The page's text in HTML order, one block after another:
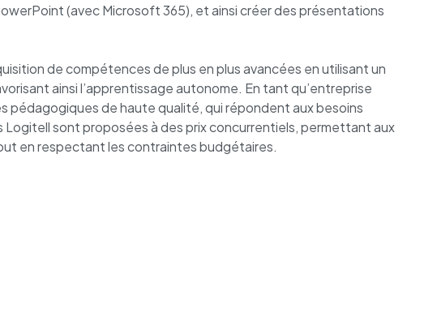
(avec Microsoft 365), et ainsi créer des présentations
de compétences de plus en plus avancées en utilisant un
ainsi l’apprentissage autonome. En tant qu’entreprise
de haute qualité, qui répondent aux besoins
sont proposées à des prix concurrentiels, permettant aux
en respectant les contraintes budgétaires.